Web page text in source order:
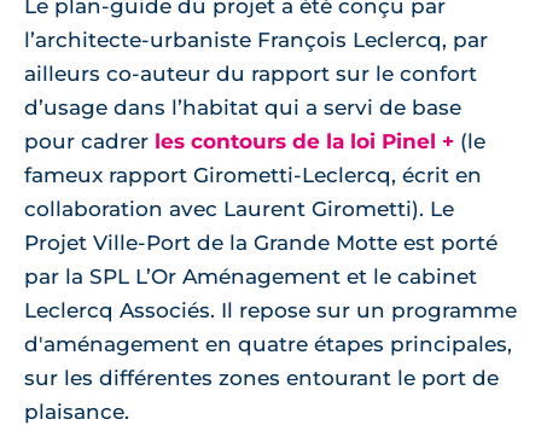
Le plan-guide du projet a été conçu par
l’architecte-urbaniste François Leclercq, par
ailleurs co-auteur du rapport sur le confort
d’usage dans l’habitat qui a servi de base
pour cadrer les contours de la loi Pinel + (le
fameux rapport Girometti-Leclercq, écrit en
collaboration avec Laurent Girometti). Le
Projet Ville-Port de la Grande Motte est porté
par la SPL L’Or Aménagement et le cabinet
Leclercq Associés. Il repose sur un programme
d'aménagement en quatre étapes principales,
sur les différentes zones entourant le port de
plaisance.